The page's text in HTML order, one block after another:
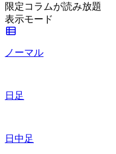
限定コラムが読み放題
表示モード
ノーマル
日足
日中足